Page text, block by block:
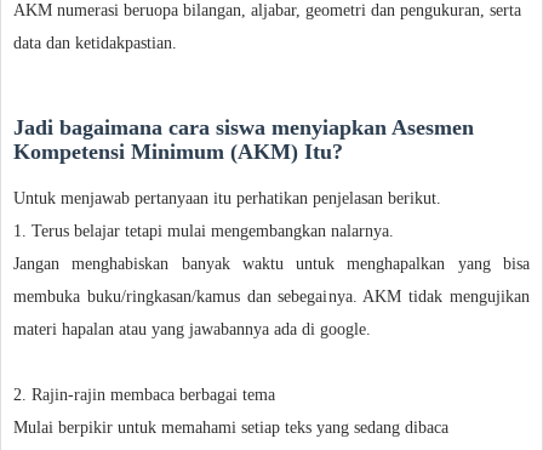
AKM numerasi beruopa bilangan, aljabar, geometri dan pengukuran, serta
data dan ketidakpastian.
Jadi bagaimana cara siswa menyiapkan Asesmen
Kompetensi Minimum (AKM) Itu?
Untuk menjawab pertanyaan itu perhatikan penjelasan berikut.
1. Terus belajar tetapi mulai mengembangkan nalarnya.
Jangan menghabiskan banyak waktu untuk menghapalkan yang bisa
membuka buku/ringkasan/kamus dan sebegainya. AKM tidak mengujikan
materi hapalan atau yang jawabannya ada di google.
2. Rajin-rajin membaca berbagai tema
Mulai berpikir untuk memahami setiap teks yang sedang dibaca